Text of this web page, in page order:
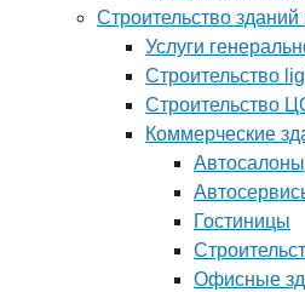
Строительство
Услуги
Строительство
Строительство
Коммерческие
Автосалоны
Гостиницы
Офисные